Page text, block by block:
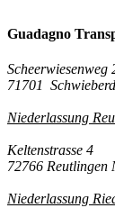
Guadagno
Scheerwiesenweg
71701
Niederlassung
Keltenstrasse 4
72766 Reutlingen
Niederlassung